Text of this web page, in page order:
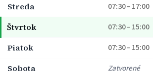
Streda
07:30 – 17:00
Štvrtok
07:30 – 15:00
Piatok
07:30 – 15:00
Sobota
Zatvorené